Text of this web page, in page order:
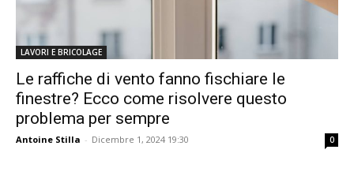
LAVORI E BRICOLAGE
Le raffiche di vento fanno fischiare le
finestre? Ecco come risolvere questo
problema per sempre
Antoine Stilla - Dicembre 1, 2024 19:30 0